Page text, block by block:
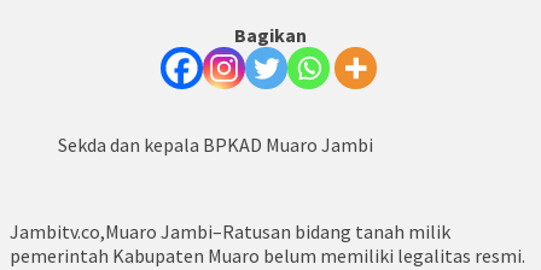
Bagikan
Sekda dan kepala BPKAD Muaro Jambi
Jambitv.co,Muaro Jambi–Ratusan bidang tanah milik
pemerintah Kabupaten Muaro belum memiliki legalitas resmi.